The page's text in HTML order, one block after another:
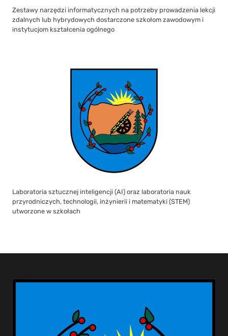
Zestawy narzędzi informatycznych na potrzeby prowadzenia lekcji
zdalnych lub hybrydowych dostarczone szkołom zawodowym i
instytucjom kształcenia ogólnego
Laboratoria sztucznej inteligencji (AI) oraz laboratoria nauk
przyrodniczych, technologii, inżynierii i matematyki (STEM)
utworzone w szkołach